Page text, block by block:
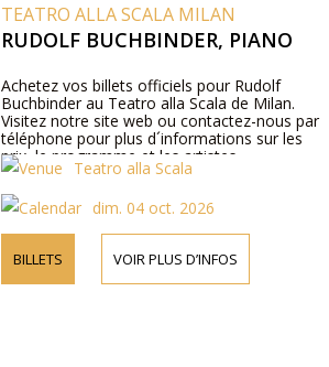
TEATRO ALLA SCALA MILAN
RUDOLF BUCHBINDER, PIANO
Achetez vos billets officiels pour Rudolf
Buchbinder au Teatro alla Scala de Milan.
Visitez notre site web ou contactez-nous par
téléphone pour plus d´informations sur les
prix, le programme et les artistes.
Teatro alla Scala
dim. 04 oct. 2026
BILLETS VOIR PLUS D’INFOS